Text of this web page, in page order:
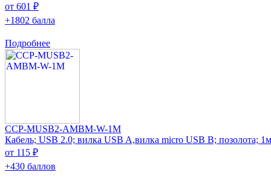
от 601 ₽
+1802 балла
Подробнее
CCP-MUSB2-AMBM-W-1M
Кабель; USB 2.0; вилка USB A,вилка micro USB B; позолота; 1м
от 115 ₽
+430 баллов